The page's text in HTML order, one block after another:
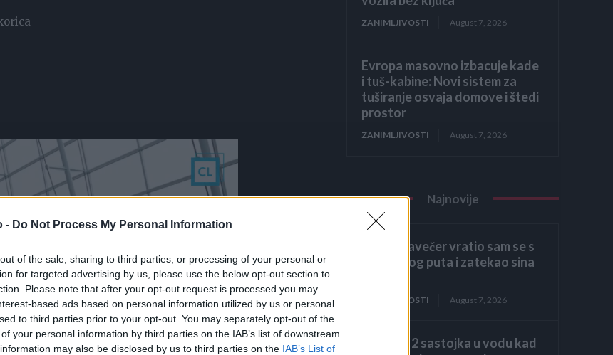
- Do Not Process My Personal Information
of the sale, sharing to third parties, or processing of your personal or
for targeted advertising by us, please use the below opt-out section to
Please note that after your opt-out request is processed you may
based ads based on personal information utilized by us or personal
to third parties prior to your opt-out. You may separately opt-out of the
your personal information by third parties on the IAB’s list of downstream
may also be disclosed by us to third parties on the IAB’s List of
ZANIMLJIVOSTI August 7, 2026
Evropa masovno izbacuje kade
i tuš-kabine: Novi sistem za
tuširanje osvaja domove i štedi
prostor
ZANIMLJIVOSTI August 7, 2026
Najnovije
Kasno navečer vratio sam se s
poslovnog puta i zatekao sina
ZANIMLJIVOSTI August 7, 2026
Dodajte 2 sastojka u vodu kad